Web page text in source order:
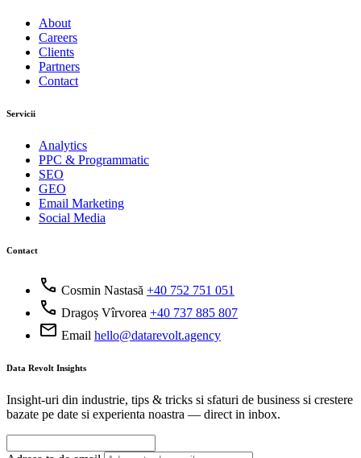
About
Careers
Clients
Partners
Contact
Servicii
Analytics
PPC & Programmatic
SEO
GEO
Email Marketing
Social Media
Contact
call Cosmin Nastasă +40 752 751 051
call Dragoș Vîrvorea +40 737 885 807
mail Email hello@datarevolt.agency
Data Revolt Insights
Insight-uri din industrie, tips & tricks si sfaturi de business si crestere
bazate pe date si experienta noastra — direct in inbox.